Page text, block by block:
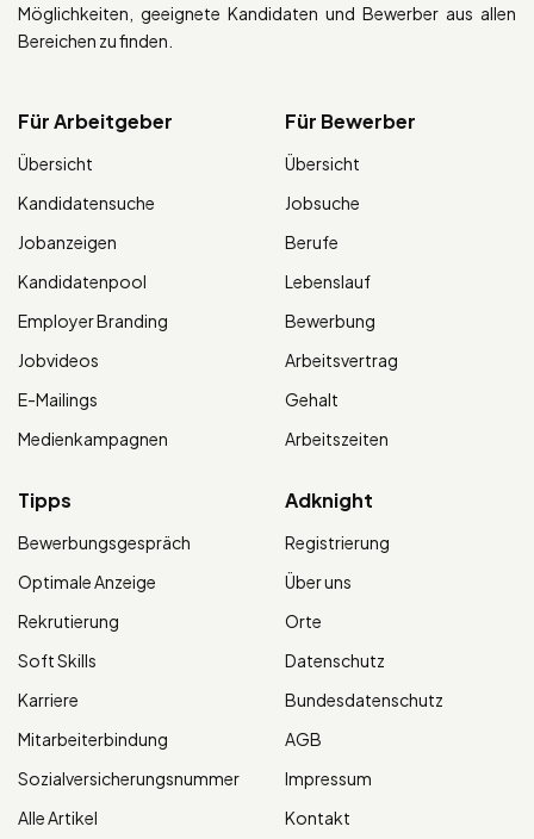
Möglichkeiten, geeignete Kandidaten und Bewerber aus allen
Bereichen zu finden.
Für Arbeitgeber
Übersicht
Kandidatensuche
Jobanzeigen
Kandidatenpool
Employer Branding
Jobvideos
E-Mailings
Medienkampagnen
Für Bewerber
Übersicht
Jobsuche
Berufe
Lebenslauf
Bewerbung
Arbeitsvertrag
Gehalt
Arbeitszeiten
Tipps
Bewerbungsgespräch
Optimale Anzeige
Rekrutierung
Soft Skills
Karriere
Mitarbeiterbindung
Sozialversicherungsnummer
Alle Artikel
Adknight
Registrierung
Über uns
Orte
Datenschutz
Bundesdatenschutz
AGB
Impressum
Kontakt